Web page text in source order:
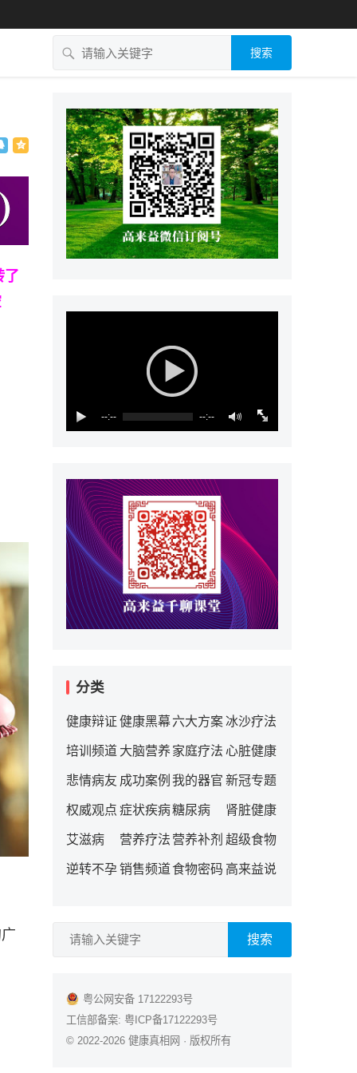
搜索
了
--:-- --:--
分类
健康辩证 健康黑幕 六大方案冰沙疗法
培训频道 大脑营养 家庭疗法 心脏健康
悲情病友 成功案例 我的器官 新冠专题
权威观点 症状疾病糖尿病 肾脏健康
艾滋病 营养疗法 营养补剂 超级食物
逆转不孕销售频道食物密码 高来益说
搜索
粤公网安备 17122293号
工信部备案: 粤ICP备17122293号
© 2022-2026 健康真相网 · 版权所有